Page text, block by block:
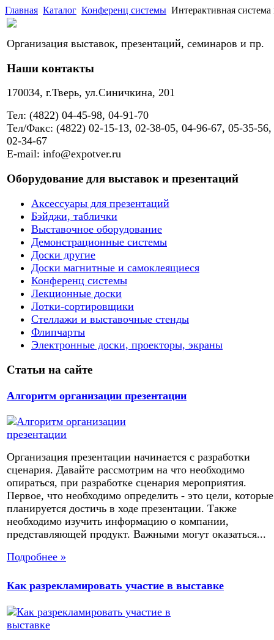
Главная Каталог Конференц системы Интерактивная
Организация выставок, презентаций, семинаров и пр.
Наши контакты
170034, г.Тверь, ул.Синичкина, 201
Тел: (4822) 04-45-98, 04-91-70
Тел/Факс: (4822) 02-15-13, 02-38-05, 04-96-67, 05-35-56,
02-34-67
E-mail: info@expotver.ru
Оборудование для выставок и презентаций
Аксессуары для презентаций
Бэйджи, таблички
Выставочное оборудование
Демонстрационные системы
Доски другие
Доски магнитные и самоклеящиеся
Конференц системы
Лекционные доски
Лотки-сортировщики
Стеллажи и выставочные стенды
Флипчарты
Электронные доски, проекторы, экраны
Статьи на сайте
Алгоритм организации презентации
Организация презентации начинается с разработки
сценария. Давайте рассмотрим на что необходимо
опираться, при разработке сценария мероприятия.
Первое, что необходимо определить - это цели, которые
планируется достичь в ходе презентации. Также
необходимо изучить информацию о компании,
представляющей продукт. Важными могут оказаться...
Подробнее »
Как разрекламировать участие в выставке